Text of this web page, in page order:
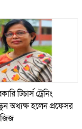
টিচার্স ট্রেনিং
অধ্যক্ষ হলেন প্রফেসর